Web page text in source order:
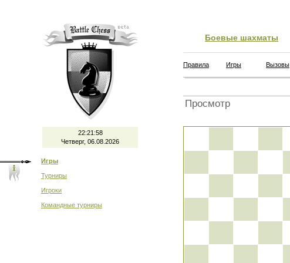
22:21:58
Четверг, 06.08.2026
Игры
Турниры
Игроки
Командные турниры
Боевые шахматы
Правила Игры Вызовы
Просмотр